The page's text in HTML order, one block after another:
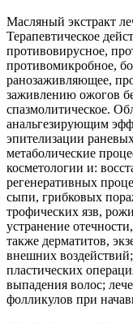
Масляный экстракт
Терапевтическое
противовирусное,
противомикробное,
ранозаживляющее,
заживлению ожогов
спазмолитическое.
анальгезирующим
эпителизации
метаболические
косметологии и:
регенеративных
сыпи, грибковых
трофических язв,
устранение
также дерматитов,
внешних
пластических
выпадения волос;
фолликулов при